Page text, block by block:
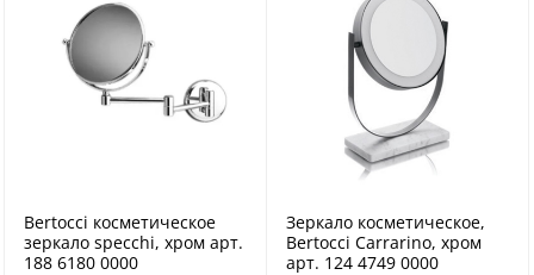
Bertocci косметическое
зеркало specchi, хром арт.
188 6180 0000
Зеркало косметическое,
Bertocci Carrarino, хром
арт. 124 4749 0000